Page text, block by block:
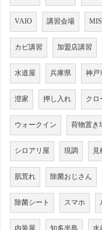
VAIO 講習会場
カビ講習 加盟店講習
水道屋 兵庫県 神戸
澄家 押し入れ クロ
ウォークイン 荷物置き
シロアリ屋 現調 見
肌荒れ 除菌おじさん
除菌シート スマホ